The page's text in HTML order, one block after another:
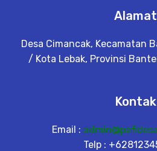
Alamat
Desa Cimancak, Kecamatan
/ Kota Lebak, Provinsi
Kontak
Email :
Telp :